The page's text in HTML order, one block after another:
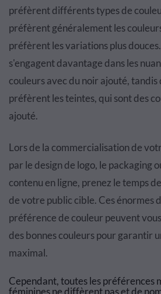
préfèrent différents types de
préfèrent généralement les
préfèrent les variations plus
s'engagent davantage dans les
couleurs avec du noir ajouté, tandis
préfèrent les teintes, qui sont des
ajouté.
Lors de la commercialisation de
par le design de logo, le packaging
contenu en ligne, prenez le temps
de votre public cible. Ces énormes
préférence de couleur peuvent
des bonnes couleurs pour garantir
maximal.
Cependant, toutes les préférences
féminines ne diffèrent pas et de